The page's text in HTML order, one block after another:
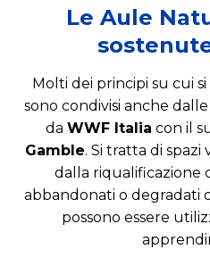
Le Aule
Molti dei principi su cui
sono condivisi anche dalle
da WWF Italia con il
Gamble. Si tratta di
dalla riqualificazione
abbandonati o degradati
possono essere